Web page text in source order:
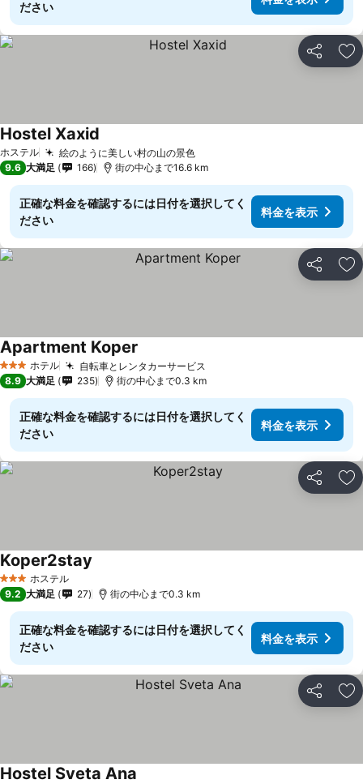
ださい
シェア お
ホステル 絵のように美しい村の山の景色
Hostel Xaxid
9.6 大満足 166 街の中心まで16.6 km
正確な料金を確認するには日付を選択してく
ださい
料金を表示
シェア お
3 ホテルのランク
ホテル 自転車とレンタカーサービス
Apartment Koper
8.9 大満足 235 街の中心まで0.3 km
正確な料金を確認するには日付を選択してく
ださい
料金を表示
シェア お
3 ホテルのランク
ホステル
Koper2stay
9.2 大満足 27 街の中心まで0.3 km
正確な料金を確認するには日付を選択してく
ださい
料金を表示
シェア お
Hostel Sveta Ana